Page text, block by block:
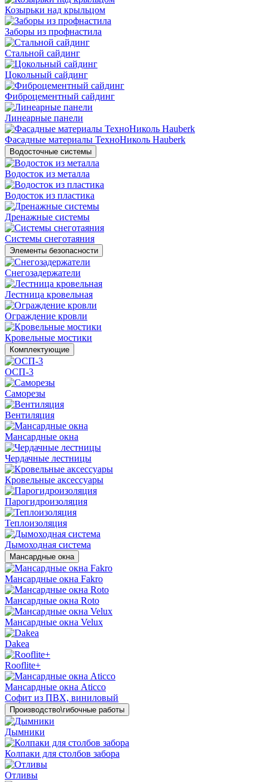
Козырьки над крыльцом
Заборы из профнастила
Стальной сайдинг
Цокольный сайдинг
Фиброцементный сайдинг
Линеарные панели
Фасадные материалы ТехноНиколь Hauberk
Водосточные системы
Водосток из металла
Водосток из пластика
Дренажные системы
Системы снеготаяния
Элементы безопасности
Снегозадержатели
Лестница кровельная
Ограждение кровли
Кровельные мостики
Комплектующие
ОСП-3
Саморезы
Вентиляция
Мансардные окна
Чердачные лестницы
Кровельные аксессуары
Парогидроизоляция
Теплоизоляция
Дымоходная система
Мансардные окна
Мансардные окна Fakro
Мансардные окна Roto
Мансардные окна Velux
Dakea
Rooflite+
Мансардные окна Aticco
Софит из ПВХ, виниловый
Производство\гибочные работы
Дымники
Колпаки для столбов забора
Отливы